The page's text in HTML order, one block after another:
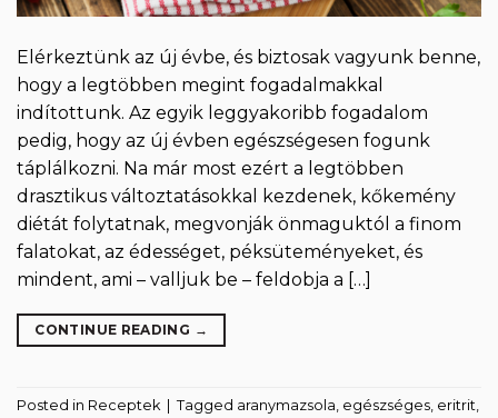
Elérkeztünk az új évbe, és biztosak vagyunk benne,
hogy a legtöbben megint fogadalmakkal
indítottunk. Az egyik leggyakoribb fogadalom
pedig, hogy az új évben egészségesen fogunk
táplálkozni. Na már most ezért a legtöbben
drasztikus változtatásokkal kezdenek, kőkemény
diétát folytatnak, megvonják önmaguktól a finom
falatokat, az édességet, péksüteményeket, és
mindent, ami – valljuk be – feldobja a […]
CONTINUE READING →
Posted in Receptek Tagged aranymazsola, egészséges, eritrit,